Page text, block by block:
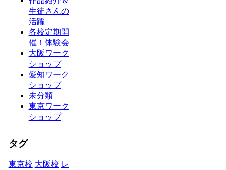
生徒さんの
活躍
各校定期開
催！体験会
大阪ワーク
ショップ
愛知ワーク
ショップ
未分類
東京ワーク
ショップ
タグ
東京校 大阪校 レ